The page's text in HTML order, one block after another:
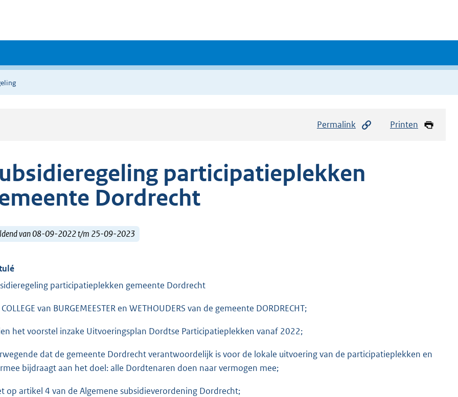
Permalink Printen
participatieplekken
Dordrecht
van 08-09-2022 t/m 25-09-2023
participatieplekken gemeente Dordrecht
van BURGEMEESTER en WETHOUDERS van de gemeente DORDRECHT;
het voorstel inzake Uitvoeringsplan Dordtse Participatieplekken vanaf 2022;
dat de gemeente Dordrecht verantwoordelijk is voor de lokale uitvoering van de participatieplekken en
bijdraagt aan het doel: alle Dordtenaren doen naar vermogen mee;
op artikel 4 van de Algemene subsidieverordening Dordrecht;